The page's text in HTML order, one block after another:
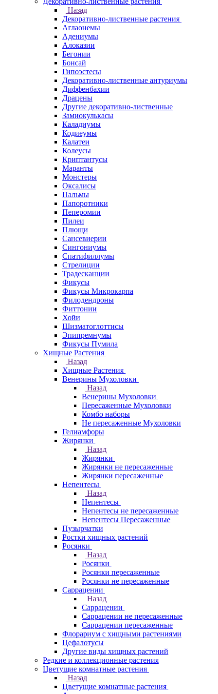
Назад
Декоративно-лиственные растения
Аглаонемы
Адениумы
Алоказии
Бегонии
Бонсай
Гипоэстесы
Декоративно-лиственные антуриумы
Диффенбахии
Драцены
Другие декоративно-лиственные
Замиокулькасы
Каладиумы
Кодиеумы
Калатеи
Колеусы
Криптантусы
Маранты
Монстеры
Оксалисы
Пальмы
Папоротники
Пеперомии
Пилеи
Плющи
Сансевиерии
Сингониумы
Спатифиллумы
Стрелиции
Традесканции
Фикусы
Фикусы Микрокарпа
Филодендроны
Фиттонии
Хойи
Шизматоглоттисы
Эпипремнумы
Фикусы Пумила
Хищные Растения
Назад
Хищные Растения
Венерины Мухоловки
Назад
Венерины Мухоловки
Пересаженные Мухоловки
Комбо наборы
Не пересаженные Мухоловки
Гелиамфоры
Жирянки
Назад
Жирянки
Жирянки не пересаженные
Жирянки пересаженные
Непентесы
Назад
Непентесы
Непентесы не пересаженные
Непентесы Пересаженные
Пузырчатки
Ростки хищных растений
Росянки
Назад
Росянки
Росянки пересаженные
Росянки не пересаженные
Саррацении
Назад
Саррацении
Саррацении не пересаженные
Саррацении пересаженные
Флорариум с хищными растениями
Цефалотусы
Другие виды хищных растений
Редкие и коллекционные растения
Цветущие комнатные растения
Назад
Цветущие комнатные растения